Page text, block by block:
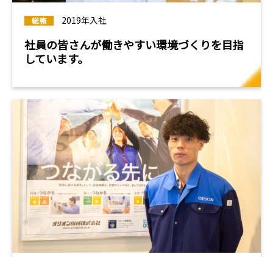
総務 2019年入社
社員の皆さんが働きやすい環境づくりを目指
しています。